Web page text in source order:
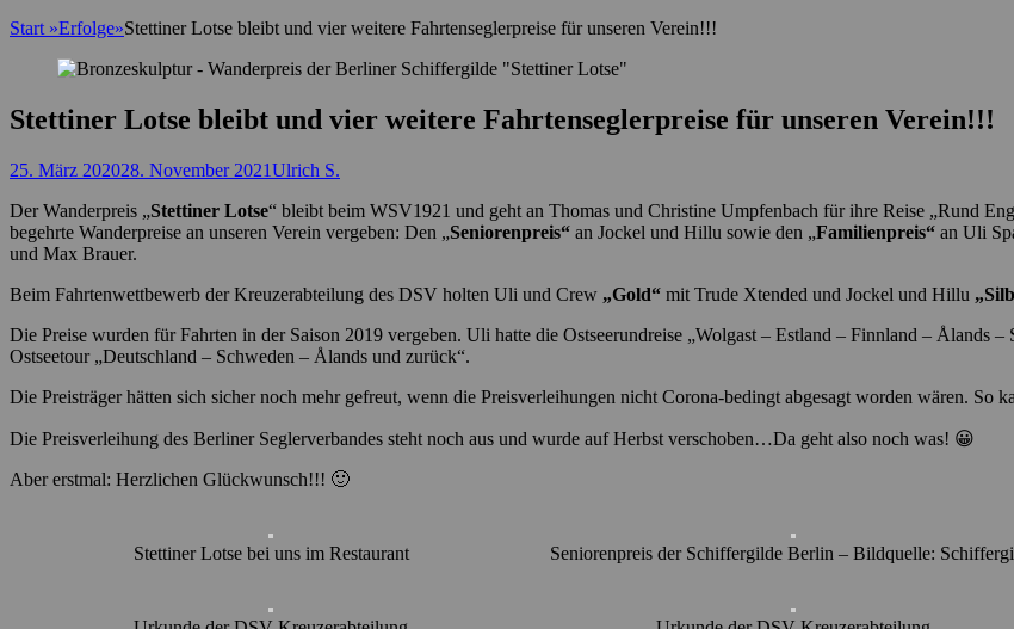
Start »Erfolge»Stettiner Lotse bleibt und vier weitere Fahrtenseglerpreise für unseren Verein!!!
Stettiner Lotse bleibt und vier weitere Fahrtenseglerpreise für unseren Verein!!!
Posted
25. März 202028. November 2021Autor
Ulrich S.
Der Wanderpreis „Stettiner Lotse“ bleibt beim WSV1921 und geht an Thomas und Christine Umpfenbach für ihre Reise „Rund
begehrte Wanderpreise an unseren Verein vergeben: Den „Seniorenpreis“ an Jockel und Hillu sowie den „Familienpreis“ an Uli
und Max Brauer.
Beim Fahrtenwettbewerb der Kreuzerabteilung des DSV holten Uli und Crew „Gold“ mit Trude Xtended und Jockel und Hillu
Die Preise wurden für Fahrten in der Saison 2019 vergeben. Uli hatte die Ostseerundreise „Wolgast – Estland – Finnland – Ålands
Ostseetour „Deutschland – Schweden – Ålands und zurück“.
Die Preisträger hätten sich sicher noch mehr gefreut, wenn die Preisverleihungen nicht Corona-bedingt abgesagt worden wären. So
Die Preisverleihung des Berliner Seglerverbandes steht noch aus und wurde auf Herbst verschoben…Da geht also noch was! 😀
Aber erstmal: Herzlichen Glückwunsch!!! 🙂
Stettiner Lotse bei uns im Restaurant Seniorenpreis der Schiffergilde Berlin – Bildquelle: